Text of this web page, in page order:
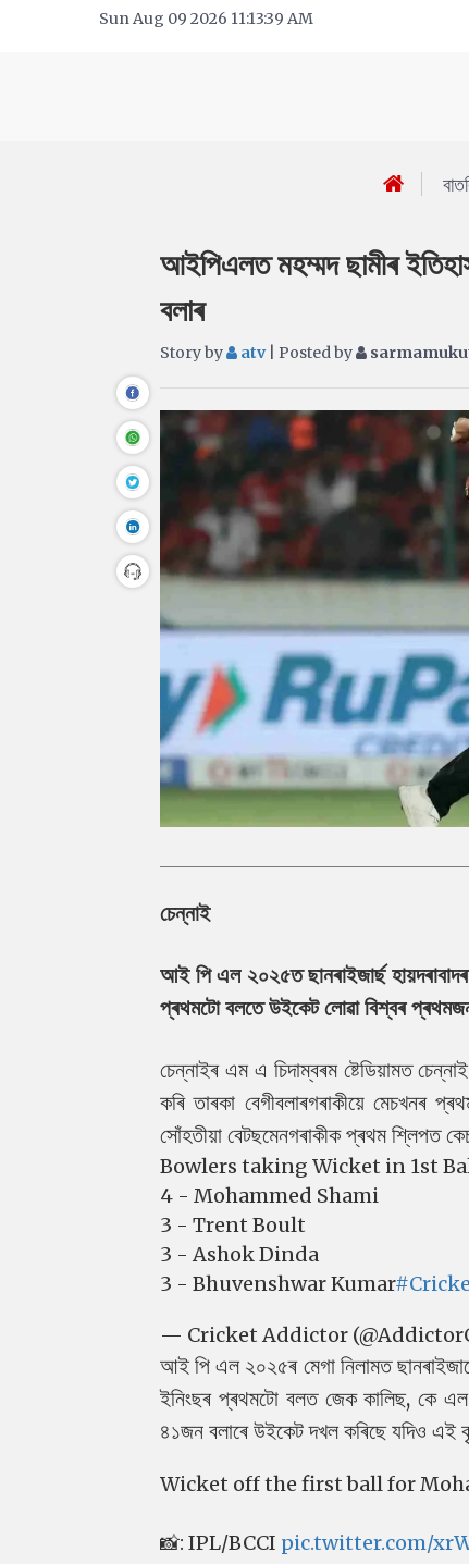
Sun Aug 09 2026 11:13:39 AM
আইপিএলত মহম্মদ ছামীৰ
বলাৰ
Story by atv| Posted by
চেন্নাই
আই পি এল ২০২৫ত ছানৰাইজাৰ্ছ
প্ৰথমটো বলতে উইকেট লোৱা বিশ্বৰ প্ৰথমজন
চেন্নাইৰ এম এ চিদাম্বৰম ষ্টেডিয়ামত
কৰি তাৰকা বেগীবলাৰগৰাকীয়ে
সোঁহতীয়া বেটছমেনগৰাকীক প্ৰথম শ্লিপত
Bowlers taking Wicket in 1st
4 - Mohammed Shami
3 - Trent Boult
3 - Ashok Dinda
3 - Bhuvenshwar Kumar
— Cricket Addictor
আই পি এল ২০২৫ৰ মেগা নিলামত
ইনিংছৰ প্ৰথমটো বলত জেক কালিছ, কে
৪১জন বলাৰে উইকেট দখল কৰিছে যদিও এই
Wicket off the first ball for
📸: IPL/BCCI pic.twitter.com/